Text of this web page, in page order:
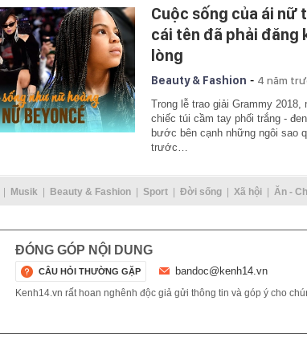
Cuộc sống của ái nữ
cái tên đã phải đăng
lòng
Beauty & Fashion - 4 năm
Trong lễ trao giải Grammy
chiếc túi cầm tay phối trắng -
bước bên cạnh những ngôi sao
trước…
Musik Beauty & Fashion Sport Đời sống Xã hội Ăn -
ĐÓNG GÓP NỘI DUNG
CÂU HỎI THƯỜNG GẶP bandoc@kenh14.vn
Kenh14.vn rất hoan nghênh độc giả gửi thông tin và góp ý cho